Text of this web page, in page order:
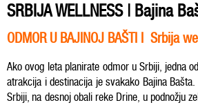
SRBIJA WELLNESS | Bajina
ODMOR U BAJINOJ BAŠTI I Srbija
Ako ovog leta planirate odmor u Srbiji, jedna
atrakcija i destinacija je svakako Bajina
Srbiji, na desnoj obali reke Drine, u podnožju